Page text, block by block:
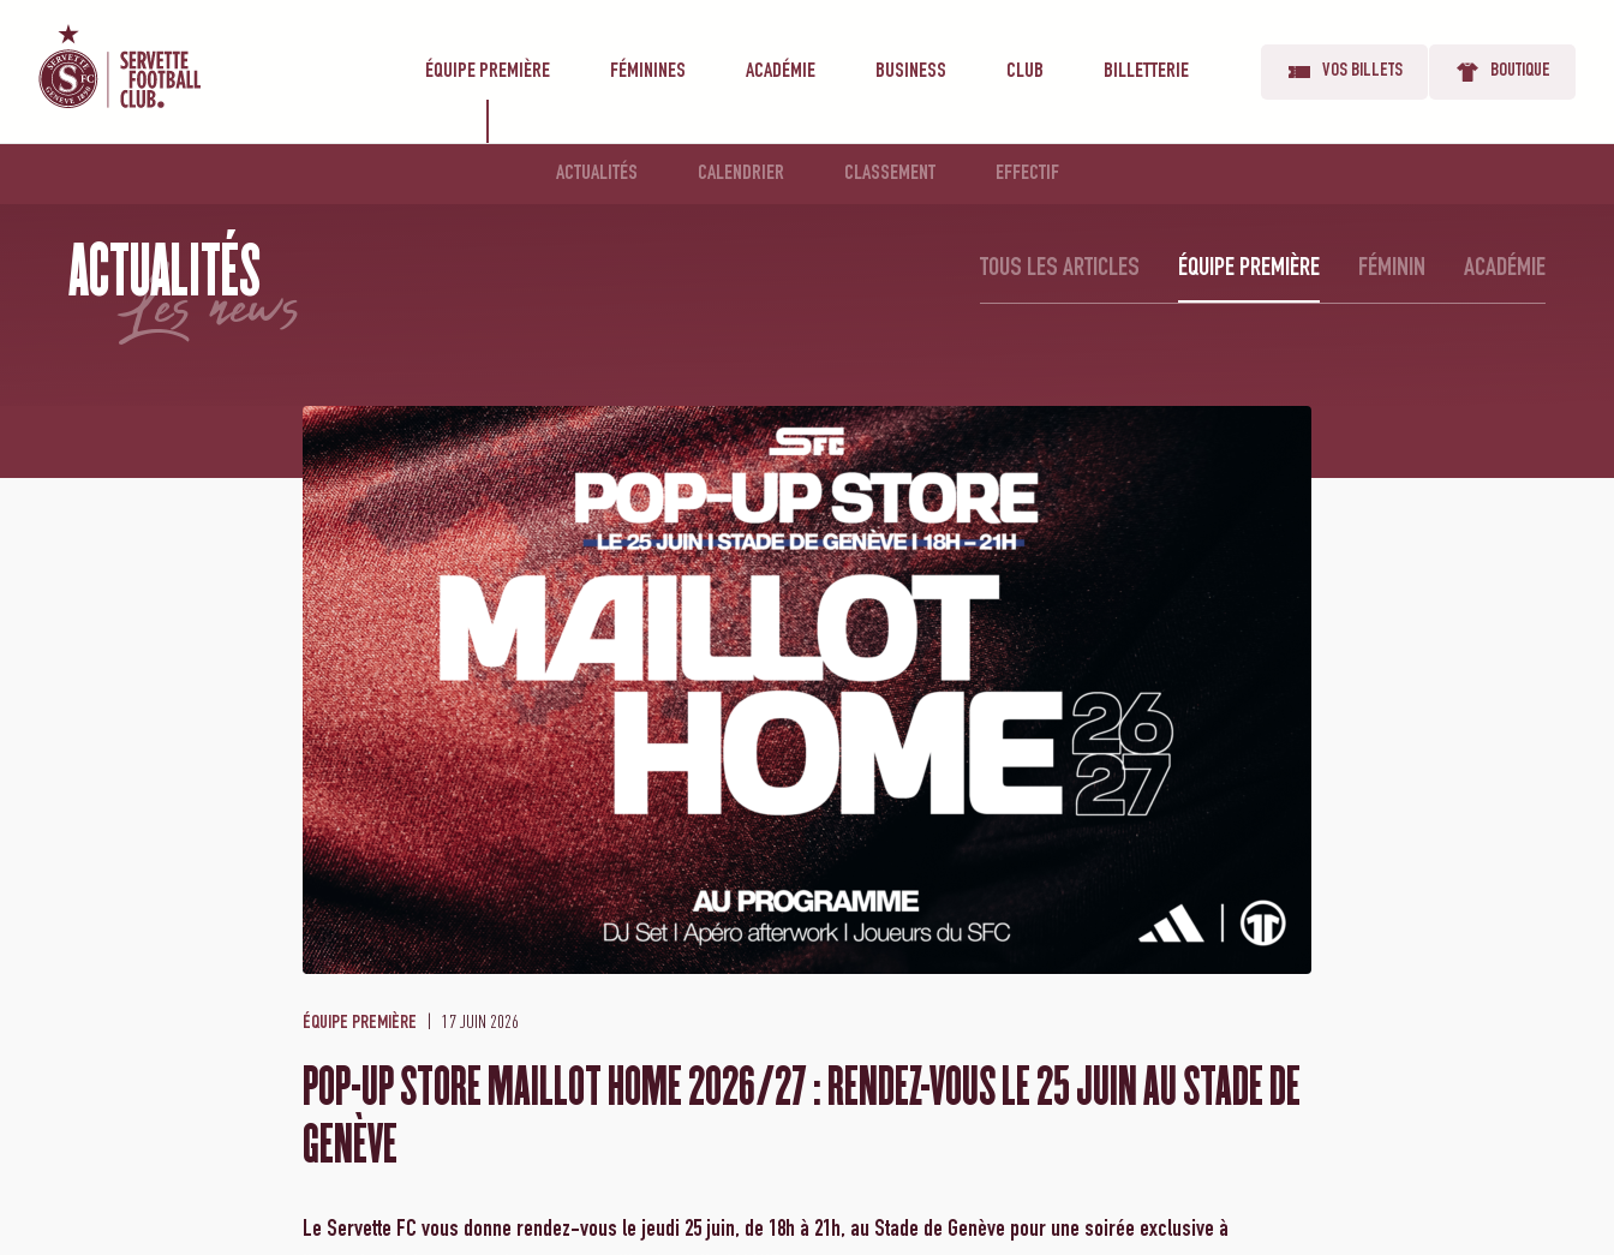
ÉQUIPE PREMIÈRE FÉMININES ACADÉMIE BUSINESS CLUB BILLETTERIE
ACTUALITÉS CALENDRIER CLASSEMENT EFFECTIF
VOS BILLETS BOUTIQUE
POP-UP STORE MAILLOT HOME 2026/27 : RENDEZ-VOUS LE 25 JUIN AU STADE DE GENÈVE
ACTUALITÉS
les news TOUS LES ARTICLES ÉQUIPE PREMIÈRE FÉMININ ACADÉMIE
ÉQUIPE PREMIÈRE 17 JUIN 2026
POP-UP STORE MAILLOT HOME 2026/27 : RENDEZ-VOUS LE 25 JUIN AU STADE DE
GENÈVE
Le Servette FC vous donne rendez-vous le jeudi 25 juin, de 18h à 21h, au Stade de Genève pour une soirée exclusive à